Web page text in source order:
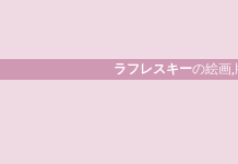
ラフレスキーの絵画,